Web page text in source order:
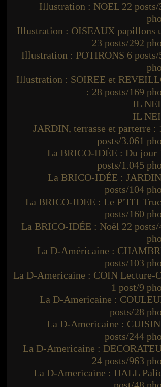
Illustration : NOEL 22 posts/
Illustration : OISEAUX papillons
23 posts/292
Illustration : POTIRONS 6 posts/
Illustration : SOIREE et
: 28 posts/169
IL
IL
JARDIN, terrasse et parterre :
posts/3.061
La BRICO-IDÉE : Du jour
posts/1.045
La BRICO-IDÉE :
posts/104
La BRICO-IDEE : Le P'TIT
posts/160
La BRICO-IDÉE : Noël 22 posts/
La D-Américaine :
posts/103
La D-Americaine : COIN Lecture-
1 post/9
La D-Americaine :
posts/28
La D-Americaine :
posts/244
La D-Americaine :
24 posts/963
La D-Americaine : HALL